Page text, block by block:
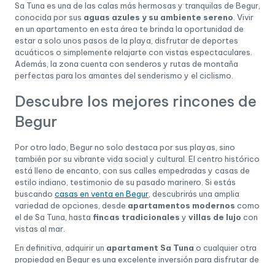
Sa Tuna es una de las calas más hermosas y tranquilas de Begur,
conocida por sus aguas azules y su ambiente sereno . Vivir
en un apartamento en esta área te brinda la oportunidad de
estar a solo unos pasos de la playa, disfrutar de deportes
acuáticos o simplemente relajarte con vistas espectaculares.
Además, la zona cuenta con senderos y rutas de montaña
perfectas para los amantes del senderismo y el ciclismo.
Descubre los mejores rincones de
Begur
Por otro lado, Begur no solo destaca por sus playas, sino
también por su vibrante vida social y cultural. El centro histórico
está lleno de encanto, con sus calles empedradas y casas de
estilo indiano, testimonio de su pasado marinero. Si estás
buscando casas en venta en Begur , descubrirás una amplia
variedad de opciones, desde apartamentos modernos como
el de Sa Tuna, hasta fincas tradicionales y villas de lujo con
vistas al mar.
En definitiva, adquirir un apartament Sa Tuna o cualquier otra
propiedad en Begur es una excelente inversión para disfrutar de